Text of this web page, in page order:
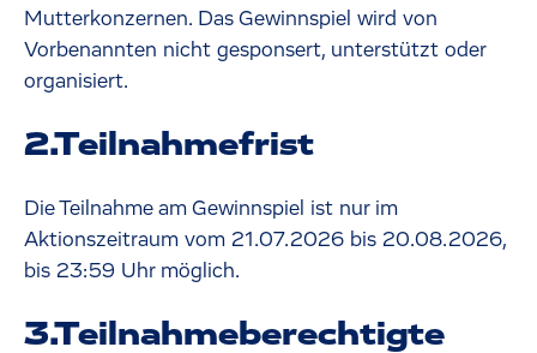
Mutterkonzernen. Das Gewinnspiel wird von
Vorbenannten nicht gesponsert, unterstützt oder
organisiert.
2.Teilnahmefrist
Die Teilnahme am Gewinnspiel ist nur im
Aktionszeitraum vom 21.07.2026 bis 20.08.2026,
bis 23:59 Uhr möglich.
3.Teilnahmeberechtigte